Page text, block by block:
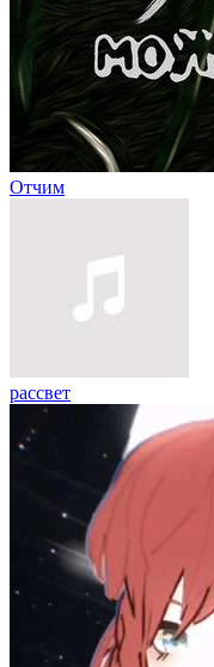
Отчим
рассвет